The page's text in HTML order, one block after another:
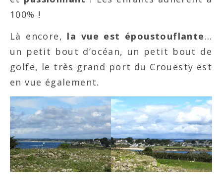
100% !
Là encore, la vue est époustouflante…
un petit bout d’océan, un petit bout de
golfe, le très grand port du Crouesty est
en vue également.